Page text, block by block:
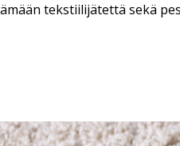
tekstiilijätettä sekä